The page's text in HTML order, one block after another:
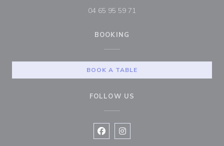
04 65 95 59 71
BOOKING
BOOK A TABLE
FOLLOW US
Facebook ((opens in a new
Instagram ((opens in a new